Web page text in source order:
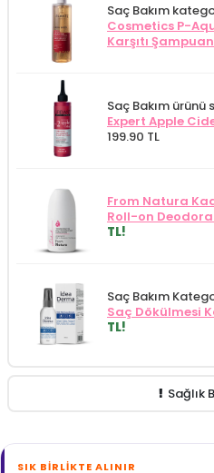
Saç Bakım
Cosmetics P-
Karşıtı
Saç Bakım ürünü
Expert Apple
199.90 TL
From Natura
Roll-on
TL!
Saç Bakım
Saç Dökülmesi
TL!
Sağlık
SIK BIRLIKTE ALINIR